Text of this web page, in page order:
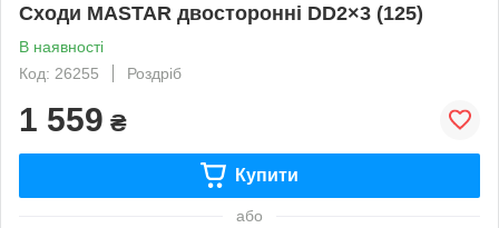
Сходи MASTAR двосторонні DD2×3 (125)
В наявності
Код: 26255
Роздріб
1 559 ₴
Купити
або